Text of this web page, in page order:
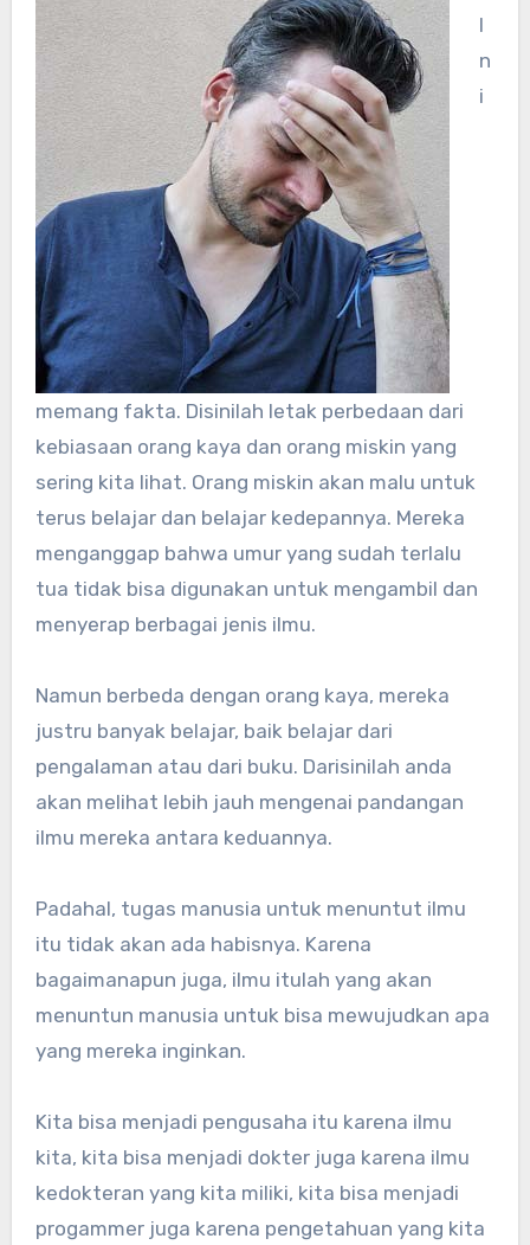
I
n
i
memang fakta. Disinilah letak perbedaan dari
kebiasaan orang kaya dan orang miskin yang
sering kita lihat. Orang miskin akan malu untuk
terus belajar dan belajar kedepannya. Mereka
menganggap bahwa umur yang sudah terlalu
tua tidak bisa digunakan untuk mengambil dan
menyerap berbagai jenis ilmu.
Namun berbeda dengan orang kaya, mereka
justru banyak belajar, baik belajar dari
pengalaman atau dari buku. Darisinilah anda
akan melihat lebih jauh mengenai pandangan
ilmu mereka antara keduannya.
Padahal, tugas manusia untuk menuntut ilmu
itu tidak akan ada habisnya. Karena
bagaimanapun juga, ilmu itulah yang akan
menuntun manusia untuk bisa mewujudkan apa
yang mereka inginkan.
Kita bisa menjadi pengusaha itu karena ilmu
kita, kita bisa menjadi dokter juga karena ilmu
kedokteran yang kita miliki, kita bisa menjadi
progammer juga karena pengetahuan yang kita